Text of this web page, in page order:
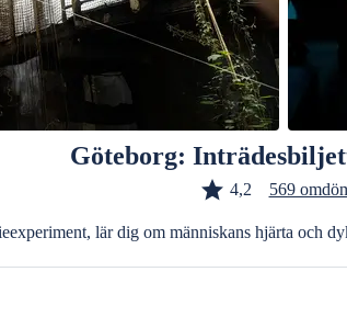
Göteborg:
4,2 569
lär dig om människans hjärta och